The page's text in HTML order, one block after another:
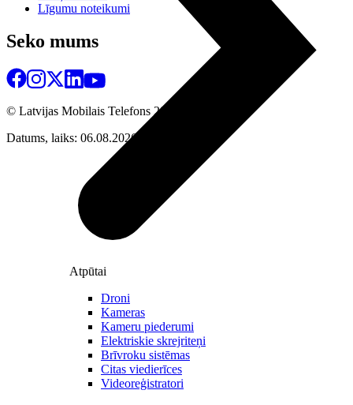
Atpūtai
Droni
Kameras
Kameru piederumi
Elektriskie skrejriteņi
Brīvroku sistēmas
Citas viedierīces
Videoreģistratori
Līgumu noteikumi
Seko mums
© Latvijas Mobilais Telefons 2026
Datums, laiks: 06.08.2026 03:41